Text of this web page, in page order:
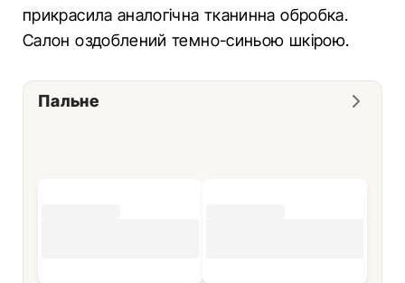
прикрасила аналогічна тканинна обробка.
Салон оздоблений темно-синьою шкірою.
Пальне